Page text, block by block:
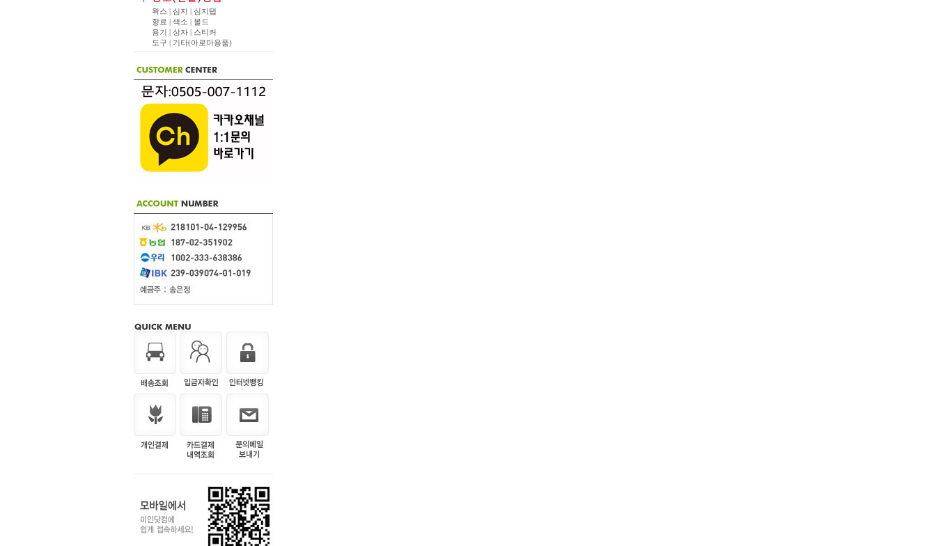
왁스 | 심지 | 심지탭
향료 | 색소 | 몰드
용기 | 상자 | 스티커
도구 | 기타(아로마용품)